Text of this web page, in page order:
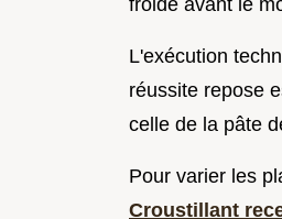
froide avant le
L'exécution
réussite repose
celle de la pâte
Pour varier les
Croustillant